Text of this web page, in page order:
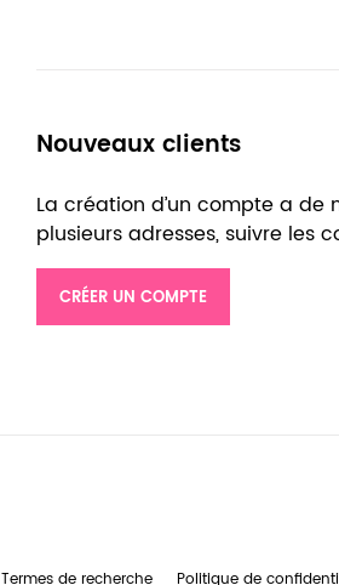
Nouveaux clients
La création d’un compte a
plusieurs adresses, suivre les
CRÉER UN COMPTE
Termes de recherche Politique de